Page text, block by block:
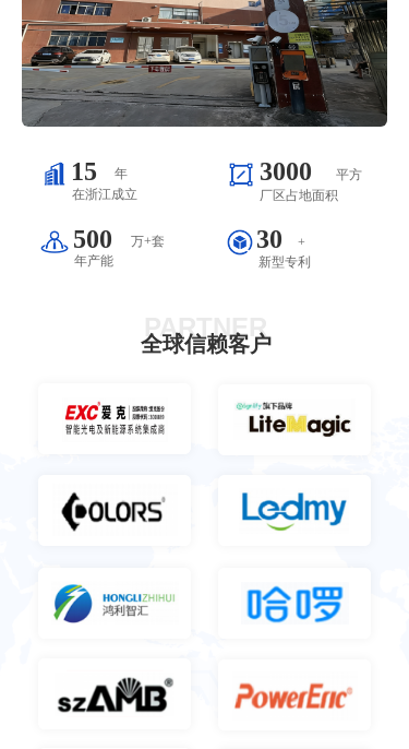
15
年
在浙江成立
平方
厂区占地面积
30
500
3000
万+套
年产能
+
新型专利
PARTNER
全球信赖客户